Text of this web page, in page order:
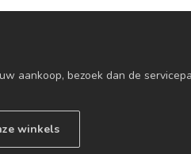
aankoop, bezoek dan de
winkels